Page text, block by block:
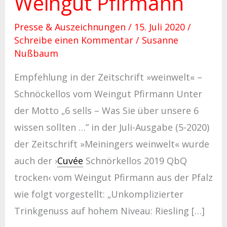
Presse & Auszeichnungen / 15. Juli 2020 /
Schreibe einen Kommentar / Susanne
Nußbaum
Empfehlung in der Zeitschrift »weinwelt« –
Schnöckellos vom Weingut Pfirmann Unter
der Motto „6 sells – Was Sie über unsere 6
wissen sollten …” in der Juli-Ausgabe (5-2020)
der Zeitschrift »Meiningers weinwelt« wurde
auch der ›Cuvée Schnörkellos 2019 QbQ
trocken‹ vom Weingut Pfirmann aus der Pfalz
wie folgt vorgestellt: „Unkomplizierter
Trinkgenuss auf hohem Niveau: Riesling […]